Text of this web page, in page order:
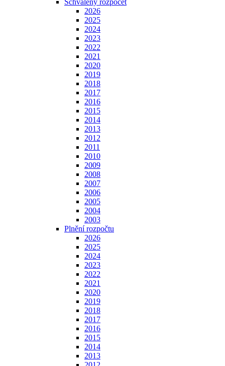
Schválený rozpočet
2026
2025
2024
2023
2022
2021
2020
2019
2018
2017
2016
2015
2014
2013
2012
2011
2010
2009
2008
2007
2006
2005
2004
2003
Plnění rozpočtu
2026
2025
2024
2023
2022
2021
2020
2019
2018
2017
2016
2015
2014
2013